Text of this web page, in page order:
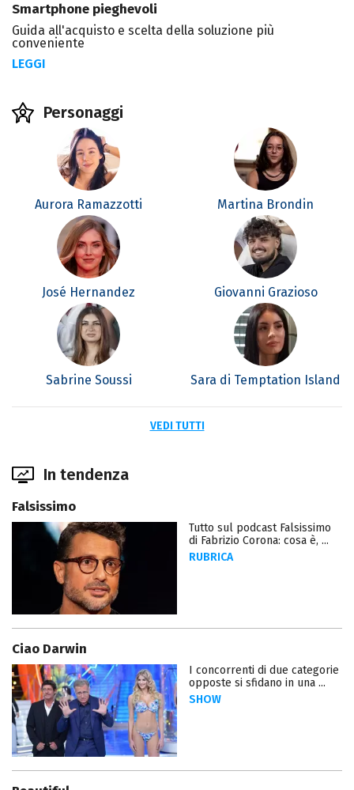
Smartphone pieghevoli
Guida all'acquisto e scelta della soluzione più
conveniente
LEGGI
Personaggi
Aurora Ramazzotti Martina Brondin
José Hernandez Giovanni Grazioso
Sabrine Soussi Sara di Temptation Island
VEDI TUTTI
In tendenza
Falsissimo
Tutto sul podcast Falsissimo
di Fabrizio Corona: cosa è, ...
RUBRICA
Ciao Darwin
I concorrenti di due categorie
opposte si sfidano in una ...
SHOW